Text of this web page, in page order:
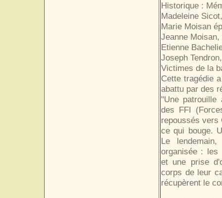
Historique :
Madeleine
Marie Moisan
Jeanne Moisan,
Etienne
Joseph
Victimes de la
Cette tragédie
abattu par des
"Une patrouille
des FFI
repoussés vers
ce qui bouge.
Le
organisée : les
et une prise
corps de leur
récupèrent le